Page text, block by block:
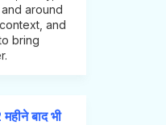
around
and
bring
बाद भी